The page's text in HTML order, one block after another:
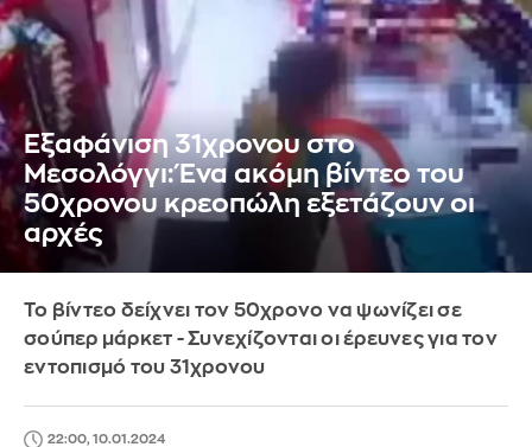
Εξαφάνιση 31χρονου στο
Μεσολόγγι: Ένα ακόμη βίντεο του
50χρονου κρεοπώλη εξετάζουν οι
αρχές
Το βίντεο δείχνει τον 50χρονο να ψωνίζει σε
σούπερ μάρκετ - Συνεχίζονται οι έρευνες για τον
εντοπισμό του 31χρονου
22:00, 10.01.2024